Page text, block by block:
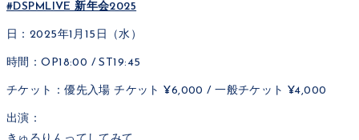
#DSPMLIVE 新年会2025
日：2025年1月15日（水）
時間：OP18:00 / ST19:45
チケット：優先入場 チケット ¥6,000 / 一般チケット ¥4,000
出演：